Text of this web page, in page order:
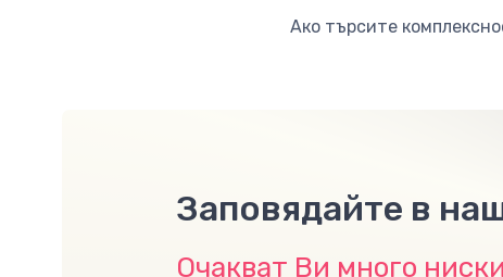
Ако търсите
Заповядайте в
Очакват Ви много